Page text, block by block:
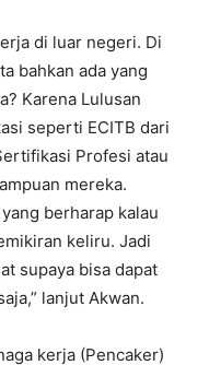
di luar negeri. Di
bahkan ada yang
Karena Lulusan
seperti ECITB dari
Profesi atau
mereka.
berharap kalau
keliru. Jadi
supaya bisa dapat
lanjut Akwan.
kerja (Pencaker)